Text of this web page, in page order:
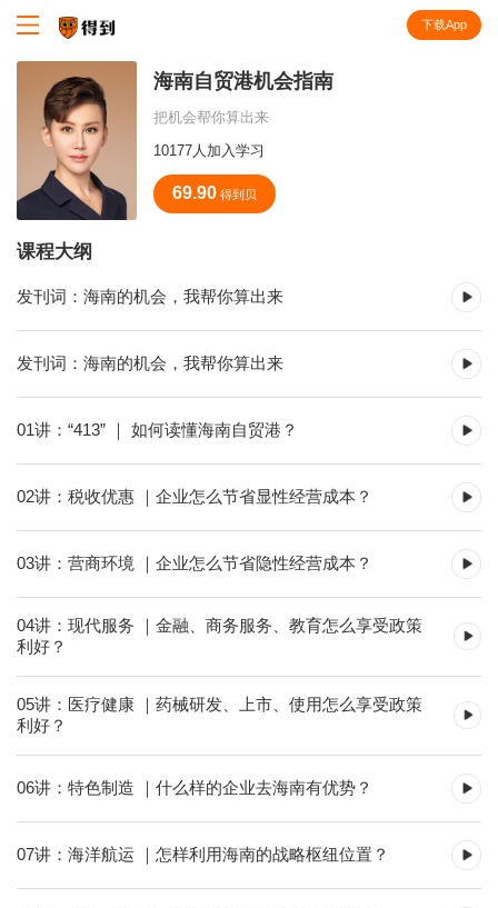
下载App
海南自贸港机会指南
把机会帮你算出来
10177人加入学习
69.90 得到贝
课程大纲
发刊词：海南的机会，我帮你算出来
发刊词：海南的机会，我帮你算出来
01讲：“413” ｜ 如何读懂海南自贸港？
02讲：税收优惠 ｜企业怎么节省显性经营成本？
03讲：营商环境 ｜企业怎么节省隐性经营成本？
04讲：现代服务 ｜金融、商务服务、教育怎么享受政策
利好？
05讲：医疗健康 ｜药械研发、上市、使用怎么享受政策
利好？
06讲：特色制造 ｜什么样的企业去海南有优势？
07讲：海洋航运 ｜怎样利用海南的战略枢纽位置？